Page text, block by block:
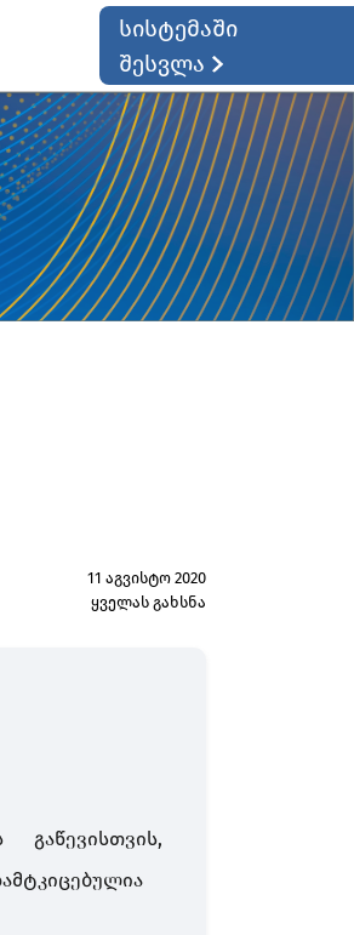
სისტემაში
შესვლა
11 აგვისტო 2020
ყველას გახსნა